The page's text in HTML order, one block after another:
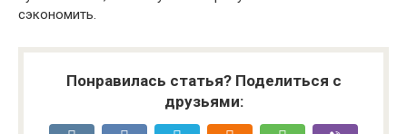
сэкономить.
Понравилась статья? Поделиться с
друзьями: